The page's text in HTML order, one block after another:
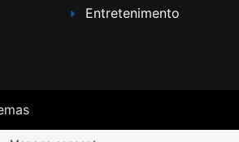
Entretenimento